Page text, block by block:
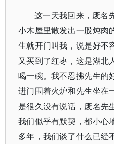
这一天我回来，废名
小木屋里散发出一股炖肉
生就开门叫我，说是好不
又买到了红枣，这是湖北
喝一碗。我不忍拂先生的
进门围着火炉和先生坐在
是很久没有说话，废名先
我们似乎有默契，都小心
多年，我们谈了什么已经